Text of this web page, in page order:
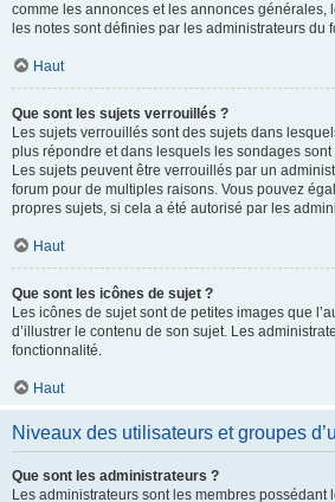
comme les annonces et les annonces générales,
les notes sont définies par les administrateurs du
Haut
Que sont les sujets verrouillés ?
Les sujets verrouillés sont des sujets dans
plus répondre et dans lesquels les sondages
Les sujets peuvent être verrouillés par un
forum pour de multiples raisons. Vous pouvez
propres sujets, si cela a été autorisé par les
Haut
Que sont les icônes de sujet ?
Les icônes de sujet sont de petites images que
d’illustrer le contenu de son sujet. Les
fonctionnalité.
Haut
Niveaux des utilisateurs et groupes
Que sont les administrateurs ?
Les administrateurs sont les membres possédant